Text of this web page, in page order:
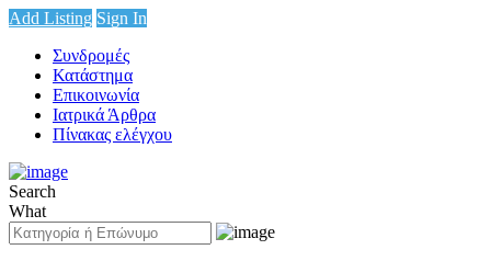
Add Listing Sign In
Συνδρομές
Κατάστημα
Επικοινωνία
Ιατρικά Άρθρα
Πίνακας ελέγχου
Search
What